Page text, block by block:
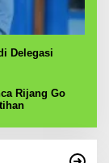
Delegasi
Rijang Go